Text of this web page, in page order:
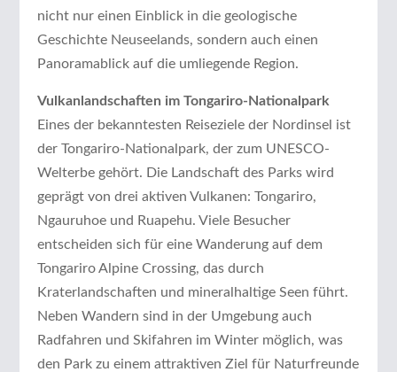
nicht nur einen Einblick in die geologische
Geschichte Neuseelands, sondern auch einen
Panoramablick auf die umliegende Region.
Vulkanlandschaften im Tongariro-Nationalpark
Eines der bekanntesten Reiseziele der Nordinsel ist
der Tongariro-Nationalpark, der zum UNESCO-
Welterbe gehört. Die Landschaft des Parks wird
geprägt von drei aktiven Vulkanen: Tongariro,
Ngauruhoe und Ruapehu. Viele Besucher
entscheiden sich für eine Wanderung auf dem
Tongariro Alpine Crossing, das durch
Kraterlandschaften und mineralhaltige Seen führt.
Neben Wandern sind in der Umgebung auch
Radfahren und Skifahren im Winter möglich, was
den Park zu einem attraktiven Ziel für Naturfreunde